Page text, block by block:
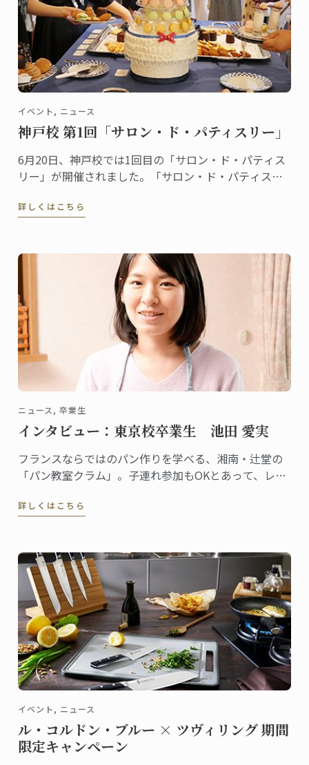
イベント, ニュース
神戸校 第1回「サロン・ド・パティスリー」
6月20日、神戸校では1回目の「サロン・ド・パティス
リー」が開催されました。「サロン・ド・パティスリ
す。
詳しくはこちら
ニュース, 卒業生
インタビュー：東京校卒業生 池田 愛実
フランスならではのパン作りを学べる、湘南・辻堂の
「パン教室クラム」。子連れ参加もOKとあって、レッ
てをしながら、自宅でこの教室を主宰しているのが池
詳しくはこちら
イベント, ニュース
ル・コルドン・ブルー × ツヴィリング 期間
限定キャンペーン